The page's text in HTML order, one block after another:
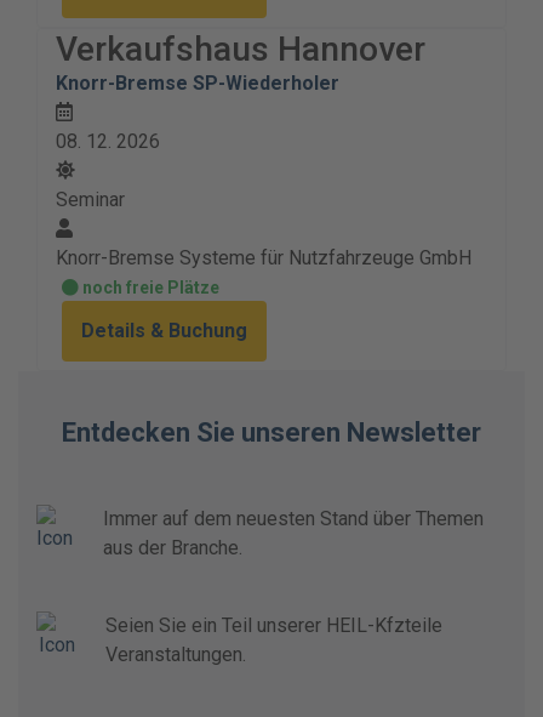
Verkaufshaus Hannover
Knorr-Bremse SP-Wiederholer
08. 12. 2026
Seminar
Knorr-Bremse Systeme für Nutzfahrzeuge GmbH
noch freie Plätze
Details & Buchung
Entdecken Sie unseren Newsletter
Immer auf dem neuesten Stand über Themen
aus der Branche.
Seien Sie ein Teil unserer HEIL-Kfzteile
Veranstaltungen.